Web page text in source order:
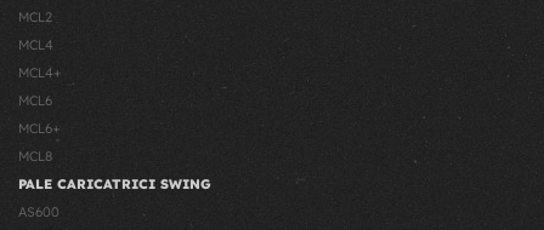
MCL2
MCL4
MCL4+
MCL6
MCL6+
MCL8
PALE CARICATRICI SWING
AS600